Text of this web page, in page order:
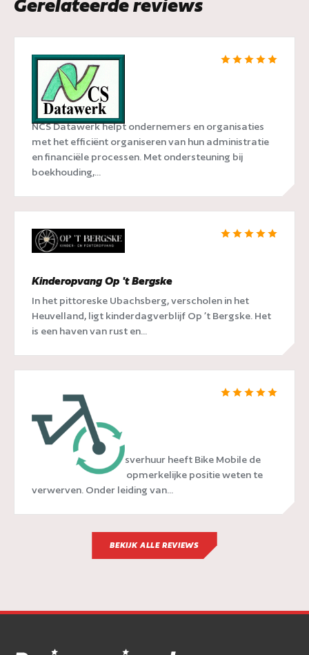
Gerelateerde reviews
NCS Datawerk
NCS Datawerk helpt ondernemers en organisaties
met het efficiënt organiseren van hun administratie
en financiële processen. Met ondersteuning bij
boekhouding,...
Kinderopvang Op 't Bergske
In het pittoreske Ubachsberg, verscholen in het
Heuvelland, ligt kinderdagverblijf Op ’t Bergske. Het
is een haven van rust en...
Bike Mobile
In de wereld van fietsverhuur heeft Bike Mobile de
afgelopen jaren een opmerkelijke positie weten te
verwerven. Onder leiding van...
BEKIJK ALLE REVIEWS